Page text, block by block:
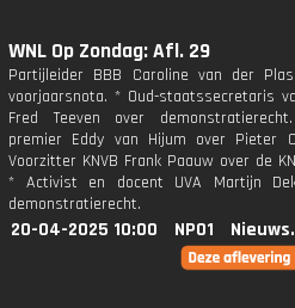
WNL Op Zondag: Afl. 29
Partijleider BBB Caroline van der
voorjaarsnota. * Oud-staatssecretaris
Fred Teeven over
premier Eddy van Hijum over Pieter
Voorzitter KNVB Frank Paauw over de
* Activist en docent UVA Martijn
demonstratierecht.
20-04-2025 10:00 NPO1